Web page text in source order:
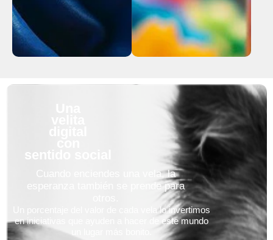
sentido social
Cuando enciendes una vela, la
esperanza también se prende para
Un porcentaje del valor de cada vela lo invertimos
en iniciativas que ayuden a hacer de este mundo